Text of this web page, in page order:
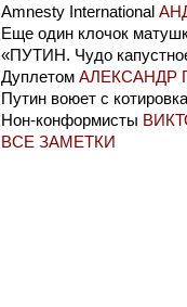
Amnesty International
Еще один клочок
«ПУТИН. Чудо
Дуплетом АЛЕКСАНДР
Путин воюет с
Нон-конформисты
ВСЕ ЗАМЕТКИ